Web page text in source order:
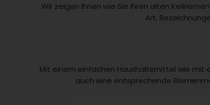
Wir zeigen Ihnen wie Sie Ihren alten
Art,
Mit einem einfachen Haushaltsmittel wie mit
auch eine entsprechende